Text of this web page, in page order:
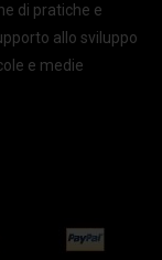
di pratiche e
allo sviluppo
e medie